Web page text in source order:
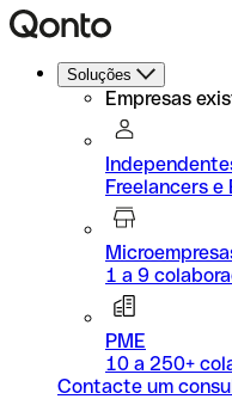
Soluções
Empresas
Freelancers e
1 a 9
PME
10 a 250+
Contacte um